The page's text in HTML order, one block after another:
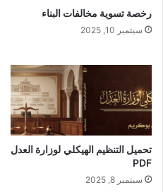
رخصة تسوية مخالفات البناء
سبتمبر 10, 2025
تحميل التنظيم الهيكلي لوزارة العدل
PDF
سبتمبر 8, 2025